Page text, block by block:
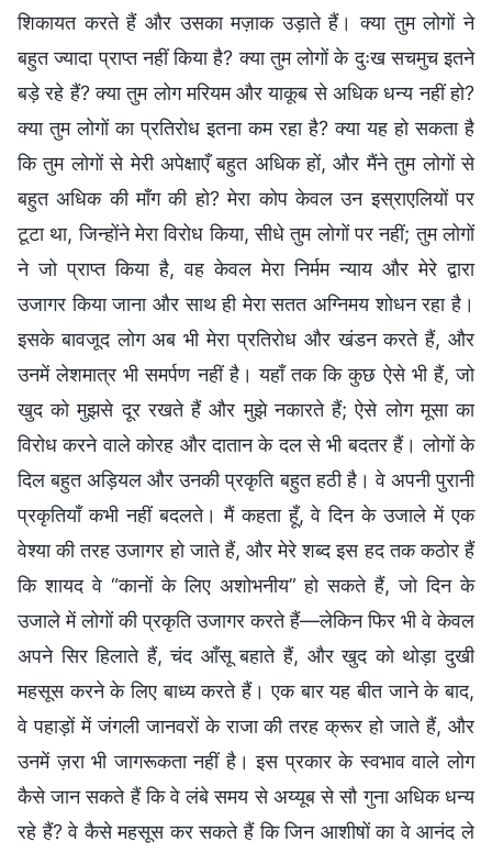
शिकायत करते हैं और उसका मज़ाक उड़ाते हैं। क्या तुम लोगों ने
बहुत ज्यादा प्राप्त नहीं किया है? क्या तुम लोगों के दुःख सचमुच इतने
बड़े रहे हैं? क्या तुम लोग मरियम और याकूब से अधिक धन्य नहीं हो?
क्या तुम लोगों का प्रतिरोध इतना कम रहा है? क्या यह हो सकता है
कि तुम लोगों से मेरी अपेक्षाएँ बहुत अधिक हों, और मैंने तुम लोगों से
बहुत अधिक की माँग की हो? मेरा कोप केवल उन इस्राएलियों पर
टूटा था, जिन्होंने मेरा विरोध किया, सीधे तुम लोगों पर नहीं; तुम लोगों
ने जो प्राप्त किया है, वह केवल मेरा निर्मम न्याय और मेरे द्वारा
उजागर किया जाना और साथ ही मेरा सतत अग्निमय शोधन रहा है।
इसके बावजूद लोग अब भी मेरा प्रतिरोध और खंडन करते हैं, और
उनमें लेशमात्र भी समर्पण नहीं है। यहाँ तक कि कुछ ऐसे भी हैं, जो
खुद को मुझसे दूर रखते हैं और मुझे नकारते हैं; ऐसे लोग मूसा का
विरोध करने वाले कोरह और दातान के दल से भी बदतर हैं। लोगों के
दिल बहुत अड़ियल और उनकी प्रकृति बहुत हठी है। वे अपनी पुरानी
प्रकृतियाँ कभी नहीं बदलते। मैं कहता हूँ, वे दिन के उजाले में एक
वेश्या की तरह उजागर हो जाते हैं, और मेरे शब्द इस हद तक कठोर हैं
कि शायद वे “कानों के लिए अशोभनीय” हो सकते हैं, जो दिन के
उजाले में लोगों की प्रकृति उजागर करते हैं—लेकिन फिर भी वे केवल
अपने सिर हिलाते हैं, चंद आँसू बहाते हैं, और खुद को थोड़ा दुखी
महसूस करने के लिए बाध्य करते हैं। एक बार यह बीत जाने के बाद,
वे पहाड़ों में जंगली जानवरों के राजा की तरह क्रूर हो जाते हैं, और
उनमें ज़रा भी जागरूकता नहीं है। इस प्रकार के स्वभाव वाले लोग
कैसे जान सकते हैं कि वे लंबे समय से अय्यूब से सौ गुना अधिक धन्य
रहे हैं? वे कैसे महसूस कर सकते हैं कि जिन आशीषों का वे आनंद ले